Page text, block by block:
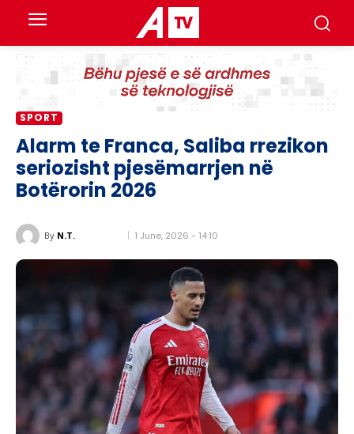
SPORT
Alarm te Franca, Saliba rrezikon
seriozisht pjesëmarrjen në
Botërorin 2026
By N.T. 1 June, 2026 - 14:10